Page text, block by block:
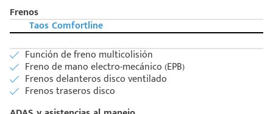
Frenos
Taos Comfortline
Función de freno multicolisión
Freno de mano electro-mecánico (EPB)
Frenos delanteros disco ventilado
Frenos traseros disco